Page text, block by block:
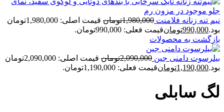
نیم تنه زنانه فلامنت 1,980,000تومان
قیمت اصلی: 1,980,000تومان
بود.990,000تومانقیمت فعلی: 990,000تومان.
بازگشت به محصولات
بيلرسوت دامنی جين 2,090,000تومان
قیمت اصلی: 2,090,000تومان
بود.1,190,000تومانقیمت فعلی: 1,190,000تومان.
لگ سابلی